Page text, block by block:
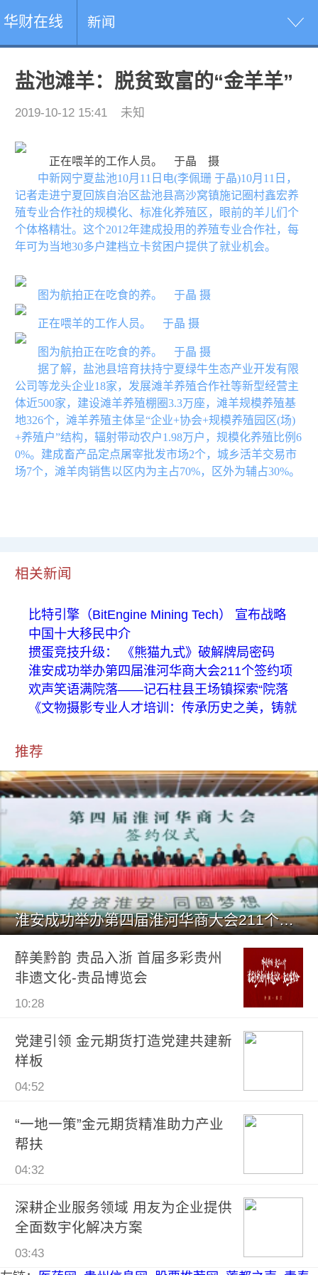
华财在线 新闻
盐池滩羊：脱贫致富的“金羊羊”
2019-10-12 15:41 未知
正在喂羊的工作人员。 于晶 摄
中新网宁夏盐池10月11日电(李佩珊 于晶)10月11日，
记者走进宁夏回族自治区盐池县高沙窝镇施记圈村鑫宏养
殖专业合作社的规模化、标准化养殖区，眼前的羊儿们个
个体格精壮。这个2012年建成投用的养殖专业合作社，每
年可为当地30多户建档立卡贫困户提供了就业机会。
图为航拍正在吃食的养。 于晶 摄
正在喂羊的工作人员。 于晶 摄
图为航拍正在吃食的养。 于晶 摄
据了解，盐池县培育扶持宁夏绿牛生态产业开发有限
公司等龙头企业18家，发展滩羊养殖合作社等新型经营主
体近500家，建设滩羊养殖棚圈3.3万座，滩羊规模养殖基
地326个，滩羊养殖主体呈“企业+协会+规模养殖园区(场)
+养殖户”结构，辐射带动农户1.98万户，规模化养殖比例6
0%。建成畜产品定点屠宰批发市场2个，城乡活羊交易市
场7个，滩羊肉销售以区内为主占70%，区外为辅占30%。
相关新闻
比特引擎（BitEngine Mining Tech） 宣布战略
中国十大移民中介
掼蛋竞技升级： 《熊猫九式》破解牌局密码
淮安成功举办第四届淮河华商大会211个签约项
欢声笑语满院落——记石柱县王场镇探索“院落
《文物摄影专业人才培训：传承历史之美，铸就
推荐
淮安成功举办第四届淮河华商大会211个签约项目 总投资1486.
醉美黔韵 贵品入浙 首届多彩贵州
非遗文化-贵品博览会
10:28
党建引领 金元期货打造党建共建新
样板
04:52
“一地一策”金元期货精准助力产业
帮扶
04:32
深耕企业服务领域 用友为企业提供
全面数宇化解决方案
03:43